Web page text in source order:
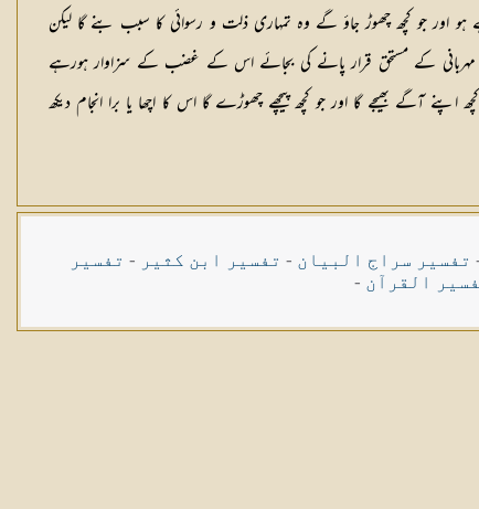
اور جو کچھ چھوڑ جاؤ گے وہ تمہاری ذلت و رسوائی کا سبب بنے گا لیکن
کے مستحق قرار پانے کی بجائے اس کے غضب کے سزاوار ہورہے
اپنے انجام سے نہیں ڈرتے۔ 2۔ انسان جو کچھ اپنے آگے بھیجے گا اور جو کچھ پیچھے چھوڑے گا اس کا اچھا یا برا انجام دیکھ
تفسیر سراج البیان - تفسیر ابن کثیر - تفسیر
القرآن -